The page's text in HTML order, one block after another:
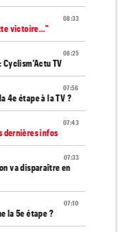
08:33
victoire..."
08:25
Cyclism'Actu TV
07:56
4e étape à la TV ?
07:43
dernières infos
07:33
va disparaître en
07:10
la 5e étape ?